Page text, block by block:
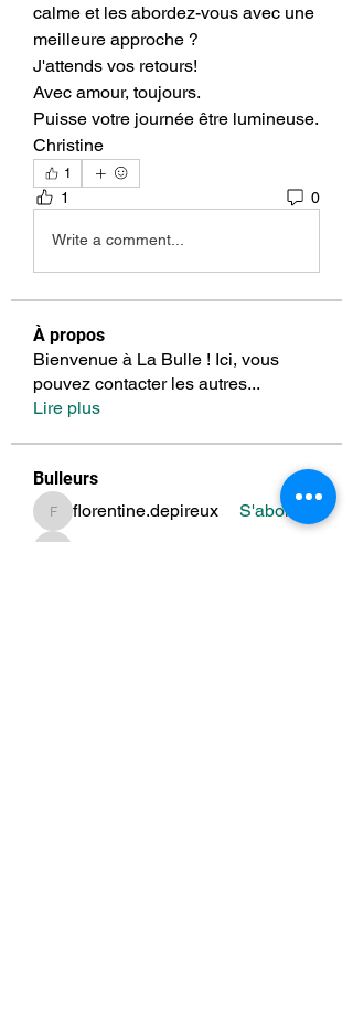
calme et les abordez-vous avec une
meilleure approche ?
J'attends vos retours!
Avec amour, toujours.
Christine
1
1 0
Write a comment...
À propos
Bienvenue à La Bulle ! Ici, vous
pouvez contacter les autres...
Lire plus
Bulleurs
florentine.depireux
florentine.depireux S'abonner